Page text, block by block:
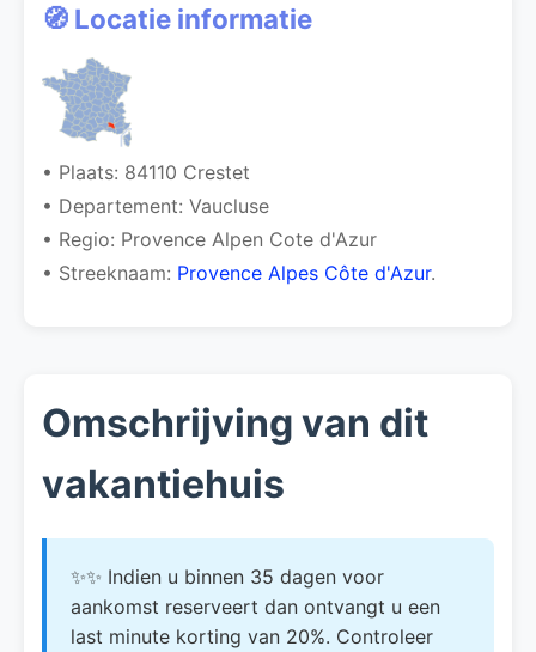
🧭 Locatie informatie
• Plaats: 84110 Crestet
• Departement: Vaucluse
• Regio: Provence Alpen Cote d'Azur
• Streeknaam: Provence Alpes Côte d'Azur.
Omschrijving van dit
vakantiehuis
✨✨ Indien u binnen 35 dagen voor
aankomst reserveert dan ontvangt u een
last minute korting van 20%. Controleer